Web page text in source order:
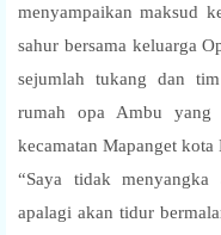
menyampaikan maksud
sahur bersama keluarga
sejumlah tukang dan
rumah opa Ambu yang
kecamatan Mapanget
“Saya tidak
apalagi akan tidur